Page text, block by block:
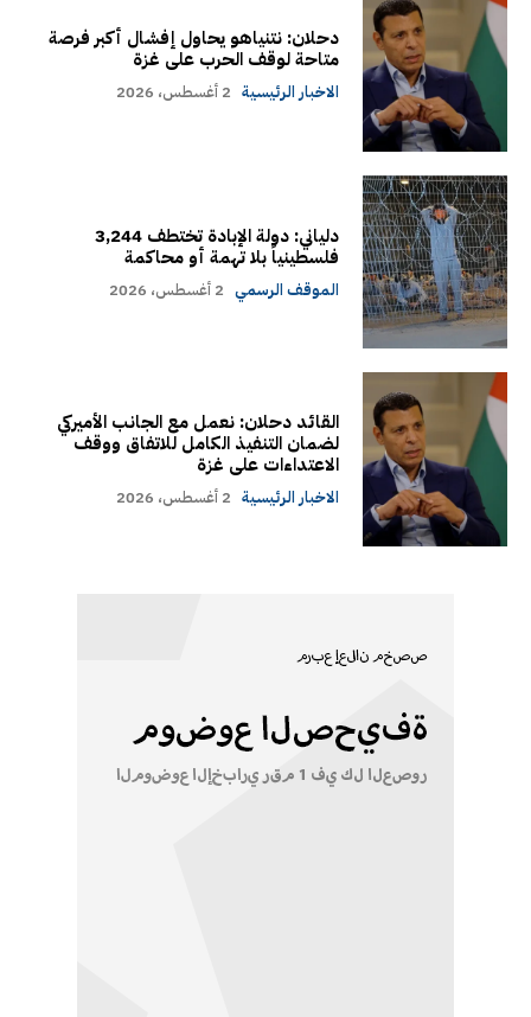
دحلان: نتنياهو يحاول إفشال أكبر فرصة
متاحة لوقف الحرب على غزة
الاخبار الرئيسية 2 أغسطس، 2026
دلياني: دولة الإبادة تختطف 3,244
فلسطينياً بلا تهمة أو محاكمة
الموقف الرسمي 2 أغسطس، 2026
القائد دحلان: نعمل مع الجانب الأميركي
لضمان التنفيذ الكامل للاتفاق ووقف
الاعتداءات على غزة
الاخبار الرئيسية 2 أغسطس، 2026